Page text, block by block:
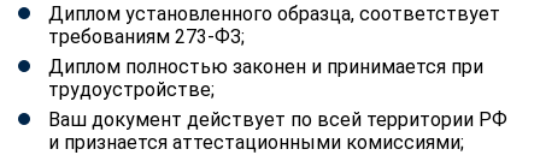
Диплом установленного образца, соответствует
требованиям 273-ФЗ;
Диплом полностью законен и принимается при
трудоустройстве;
Ваш документ действует по всей территории РФ
и признается аттестационными комиссиями;